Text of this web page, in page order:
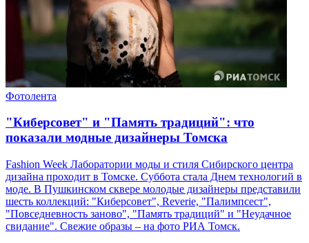
Фотолента
"Киберсовет" и "Память традиций": что
показали модные дизайнеры Томска
Fashion Week Лаборатории моды и стиля Сибирского центра
дизайна проходит в Томске. Суббота стала Днем технологий в
моде. В Пушкинском сквере молодые дизайнеры представили
шесть коллекций: "Киберсовет", Reverie, "Палимпсест",
"Повседневность заново", "Память традиций" и "Неудачное
свидание". Свежие образы – на фото РИА Томск.